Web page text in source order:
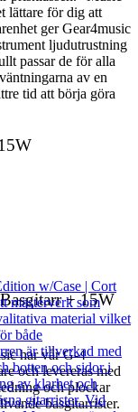
lättare för dig att
ger Gear4music
ljudutrustning
passar de för alla
av en
tid att börja göra
+ 15W
har vår G-4
och levereras med
och plockar
basgitarrister.